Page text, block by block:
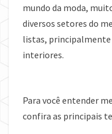
mundo da moda,
diversos setores do
listas, principalmente
interiores.
Para você entender
confira as principais